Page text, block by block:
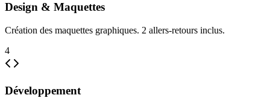
Design & Maquettes
Création des maquettes graphiques. 2 allers-retours inclus.
4
Développement